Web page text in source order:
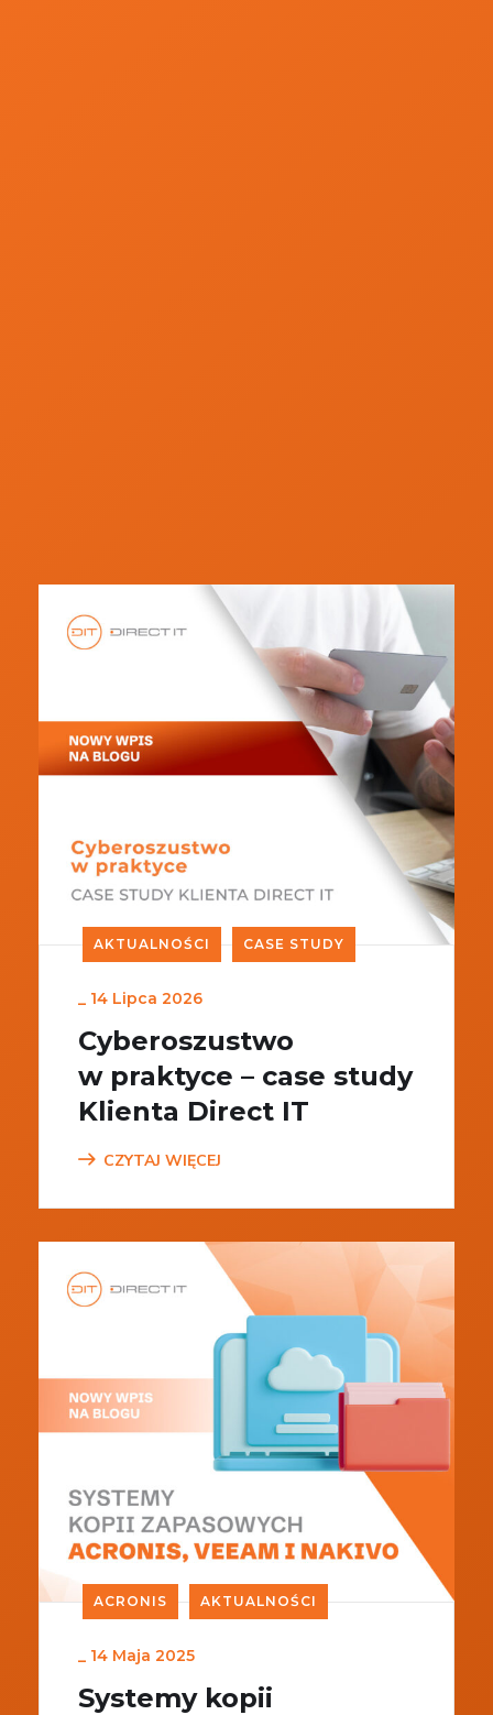
AKTUALNOŚCI CASE STUDY
_ 14 Lipca 2026
Cyberoszustwo
w praktyce – case study
Klienta Direct IT
CZYTAJ WIĘCEJ
ACRONIS AKTUALNOŚCI
_ 14 Maja 2025
Systemy kopii